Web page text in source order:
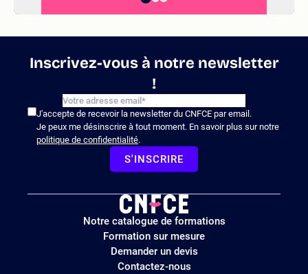
Inscrivez-vous à notre newsletter
!
J'accepte de recevoir la newsletter du CNFCE par email.
Je peux me désinscrire à tout moment. En savoir plus sur notre
politique de confidentialité.
S'INSCRIRE
Logo
site
Notre catalogue de formations
Formation sur mesure
Demander un devis
Contactez-nous